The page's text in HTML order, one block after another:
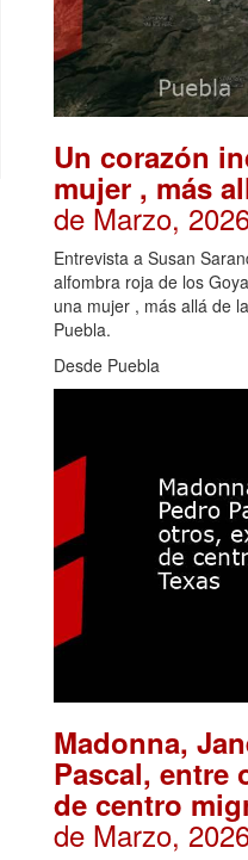
Un corazón
mujer , más
de Marzo,
Entrevista a Susan
alfombra roja de los
una mujer , más allá de
Puebla.
Desde Puebla
Madonna,
Pascal, entre
de centro
de Marzo,